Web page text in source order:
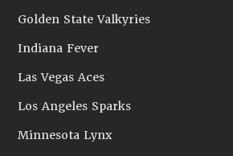
Golden State Valkyries
Indiana Fever
Las Vegas Aces
Los Angeles Sparks
Minnesota Lynx